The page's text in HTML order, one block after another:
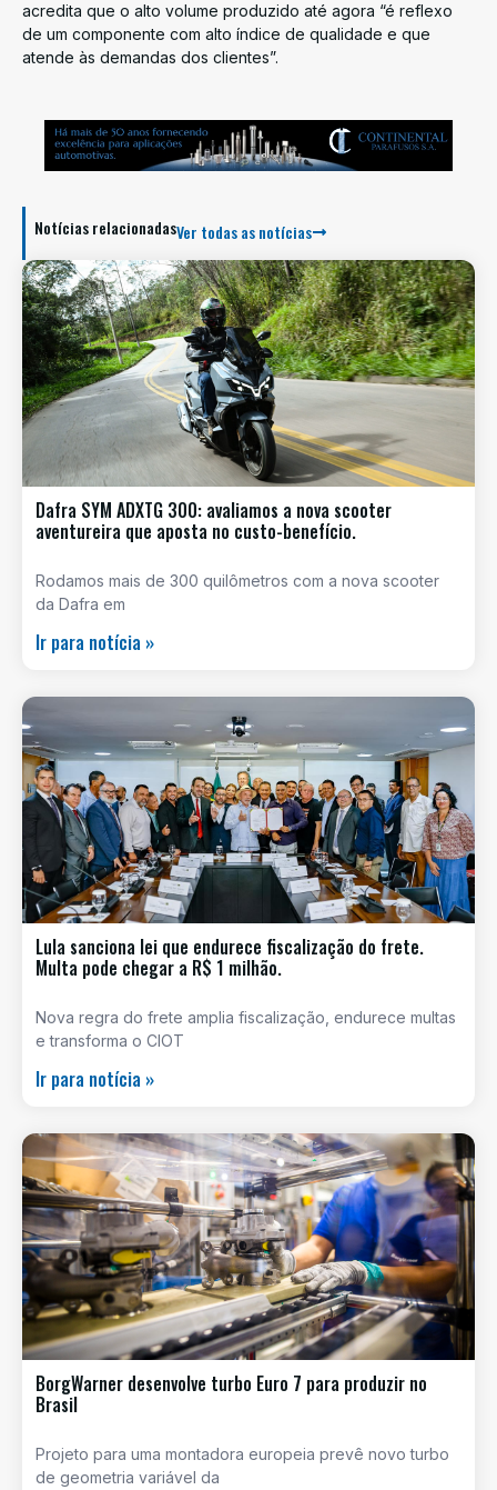
acredita que o alto volume produzido até agora “é reflexo
de um componente com alto índice de qualidade e que
atende às demandas dos clientes”.
Notícias relacionadasVer todas as notícias
Dafra SYM ADXTG 300: avaliamos a nova scooter
aventureira que aposta no custo-benefício.
Rodamos mais de 300 quilômetros com a nova scooter
da Dafra em
Ir para notícia »
Lula sanciona lei que endurece fiscalização do frete.
Multa pode chegar a R$ 1 milhão.
Nova regra do frete amplia fiscalização, endurece multas
e transforma o CIOT
Ir para notícia »
BorgWarner desenvolve turbo Euro 7 para produzir no
Brasil
Projeto para uma montadora europeia prevê novo turbo
de geometria variável da